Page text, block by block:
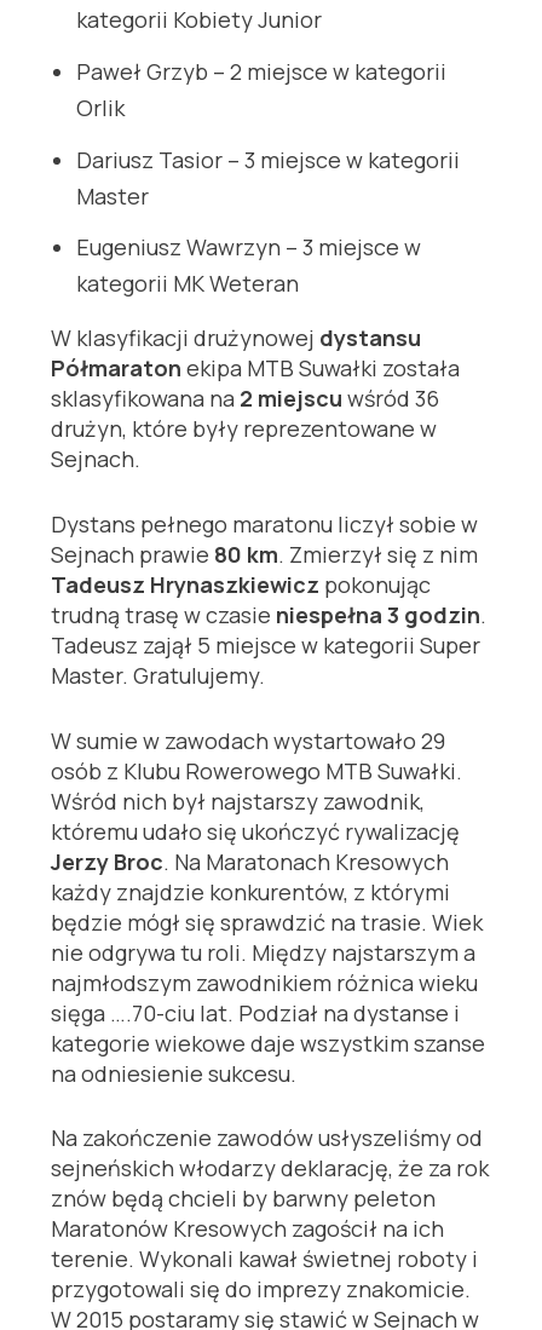
kategorii Kobiety Junior
Paweł Grzyb – 2 miejsce w kategorii
Orlik
Dariusz Tasior – 3 miejsce w kategorii
Master
Eugeniusz Wawrzyn – 3 miejsce w
kategorii MK Weteran
W klasyfikacji drużynowej dystansu
Półmaraton ekipa MTB Suwałki została
sklasyfikowana na 2 miejscu wśród 36
drużyn, które były reprezentowane w
Sejnach.
Dystans pełnego maratonu liczył sobie w
Sejnach prawie 80 km. Zmierzył się z nim
Tadeusz Hrynaszkiewicz pokonując
trudną trasę w czasie niespełna 3 godzin.
Tadeusz zajął 5 miejsce w kategorii Super
Master. Gratulujemy.
W sumie w zawodach wystartowało 29
osób z Klubu Rowerowego MTB Suwałki.
Wśród nich był najstarszy zawodnik,
któremu udało się ukończyć rywalizację
Jerzy Broc. Na Maratonach Kresowych
każdy znajdzie konkurentów, z którymi
będzie mógł się sprawdzić na trasie. Wiek
nie odgrywa tu roli. Między najstarszym a
najmłodszym zawodnikiem różnica wieku
sięga ….70-ciu lat. Podział na dystanse i
kategorie wiekowe daje wszystkim szanse
na odniesienie sukcesu.
Na zakończenie zawodów usłyszeliśmy od
sejneńskich włodarzy deklarację, że za rok
znów będą chcieli by barwny peleton
Maratonów Kresowych zagościł na ich
terenie. Wykonali kawał świetnej roboty i
przygotowali się do imprezy znakomicie.
W 2015 postaramy się stawić w Sejnach w